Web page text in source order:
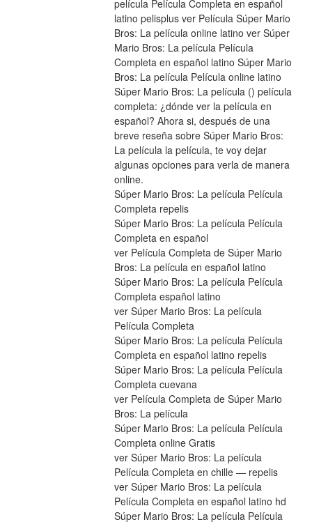
película Película Completa en español
latino pelisplus ver Película Súper Mario
Bros: La película online latino ver Súper
Mario Bros: La película Película
Completa en español latino Súper Mario
Bros: La película Película online latino
Súper Mario Bros: La película () película
completa: ¿dónde ver la película en
español? Ahora si, después de una
breve reseña sobre Súper Mario Bros:
La película la película, te voy dejar
algunas opciones para verla de manera
online.
Súper Mario Bros: La película Película
Completa repelis
Súper Mario Bros: La película Película
Completa en español
ver Película Completa de Súper Mario
Bros: La película en español latino
Súper Mario Bros: La película Película
Completa español latino
ver Súper Mario Bros: La película
Película Completa
Súper Mario Bros: La película Película
Completa en español latino repelis
Súper Mario Bros: La película Película
Completa cuevana
ver Película Completa de Súper Mario
Bros: La película
Súper Mario Bros: La película Película
Completa online Gratis
ver Súper Mario Bros: La película
Película Completa en chille — repelis
ver Súper Mario Bros: La película
Película Completa en español latino hd
Súper Mario Bros: La película Película